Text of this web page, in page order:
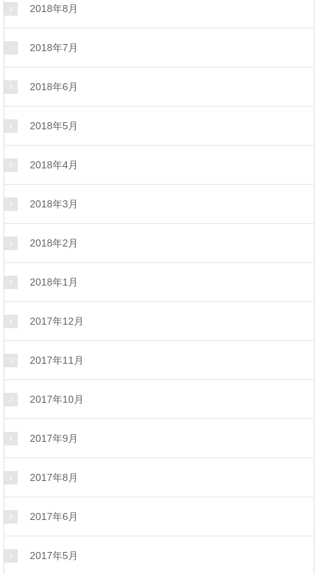
2018年8月
2018年7月
2018年6月
2018年5月
2018年4月
2018年3月
2018年2月
2018年1月
2017年12月
2017年11月
2017年10月
2017年9月
2017年8月
2017年6月
2017年5月